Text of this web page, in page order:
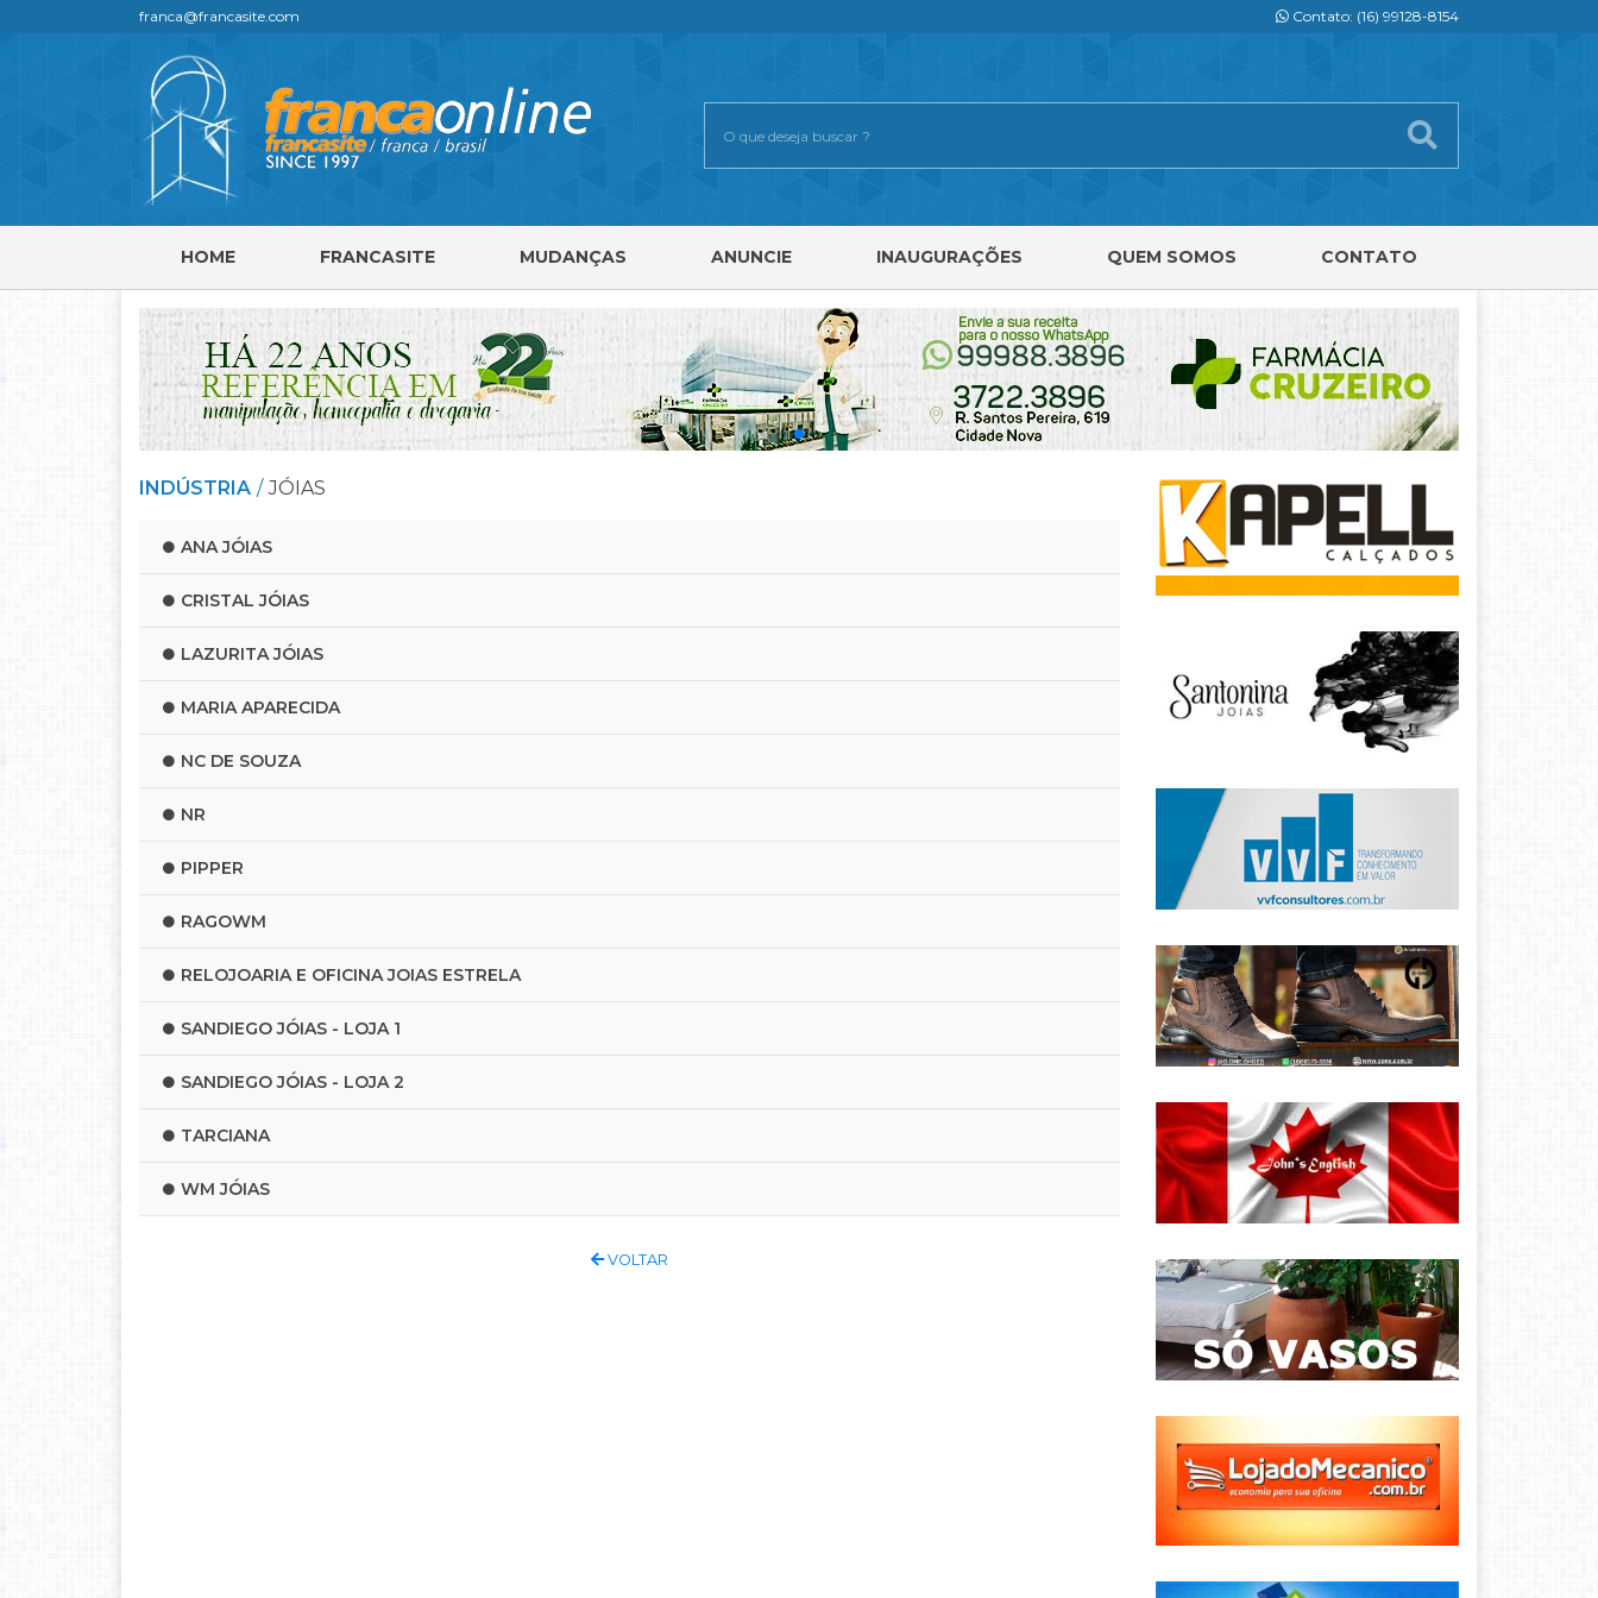
franca@francasite.com Contato: (16) 99128-8154
HOME FRANCASITE MUDANÇAS ANUNCIE INAUGURAÇÕES QUEM SOMOS CONTATO
INDÚSTRIA JÓIAS
ANA JÓIAS
CRISTAL JÓIAS
LAZURITA JÓIAS
MARIA APARECIDA
NC DE SOUZA
NR
PIPPER
RAGOWM
RELOJOARIA E OFICINA JOIAS ESTRELA
SANDIEGO JÓIAS - LOJA 1
SANDIEGO JÓIAS - LOJA 2
TARCIANA
WM JÓIAS
VOLTAR